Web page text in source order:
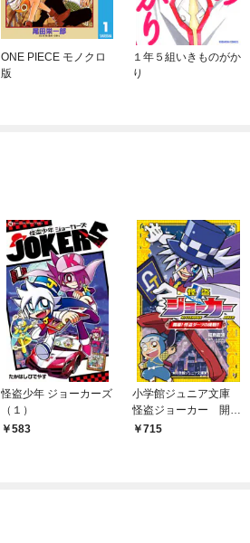
ONE PIECE モノクロ
版
１年５組いきものがか
り
怪盗少年 ジョーカーズ
（１）
583
小学館ジュニア文庫
怪盗ジョーカー 開
幕！怪盗ダーツの挑
715